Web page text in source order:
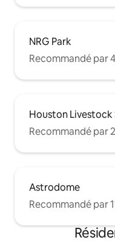
NRG Park
Recommandé par
Houston Livestock
Recommandé par
Astrodome
Recommandé par